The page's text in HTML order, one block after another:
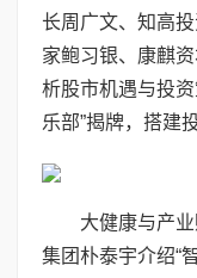
长周广文、知高
家鲍习银、康麒
析股市机遇与投
乐部”揭牌，搭建
大健康与产
集团朴泰宇介绍“